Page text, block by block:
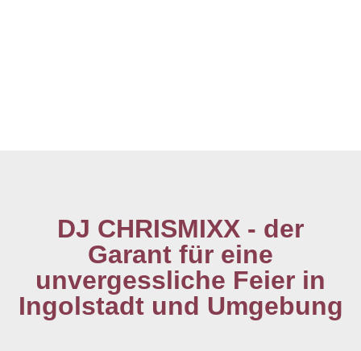
DJ CHRISMIXX - der
Garant für eine
unvergessliche Feier in
Ingolstadt und Umgebung